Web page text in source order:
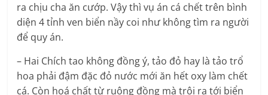
ra chịu cha ăn cướp. Vậy thì vụ án cá chết trên bình
diện 4 tỉnh ven biển nầy coi như không tìm ra người
để quy án.
– Hai Chích tao không đồng ý, tảo đỏ hay là tảo trổ
hoa phải đậm đặc đỏ nước mới ăn hết oxy làm chết
cá. Còn hoá chất từ ruộng đồng mà trôi ra tới biển